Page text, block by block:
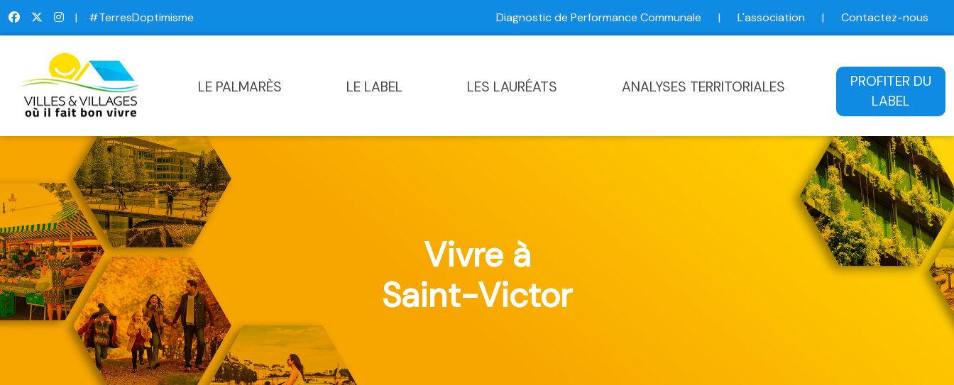
| #TerresDoptimisme Diagnostic de Performance Communale | L'association | Contactez-nous
LE PALMARÈS LE LABEL LES LAURÉATS ANALYSES TERRITORIALES
PROFITER DU
LABEL
Vivre à
Saint-Victor